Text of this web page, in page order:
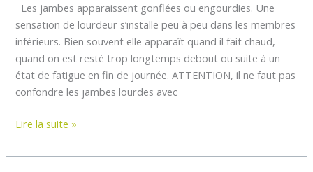
Les jambes apparaissent gonflées ou engourdies. Une
sensation de lourdeur s’installe peu à peu dans les membres
inférieurs. Bien souvent elle apparaît quand il fait chaud,
quand on est resté trop longtemps debout ou suite à un
état de fatigue en fin de journée. ATTENTION, il ne faut pas
confondre les jambes lourdes avec
Lire la suite »